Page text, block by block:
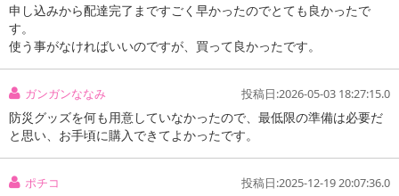
申し込みから配達完了まですごく早かったのでとても良かったで
す。
使う事がなければいいのですが、買って良かったです。
ガンガンななみ 投稿日:2026-05-03 18:27:15.0
防災グッズを何も用意していなかったので、最低限の準備は必要だ
と思い、お手頃に購入できてよかったです。
ポチコ 投稿日:2025-12-19 20:07:36.0